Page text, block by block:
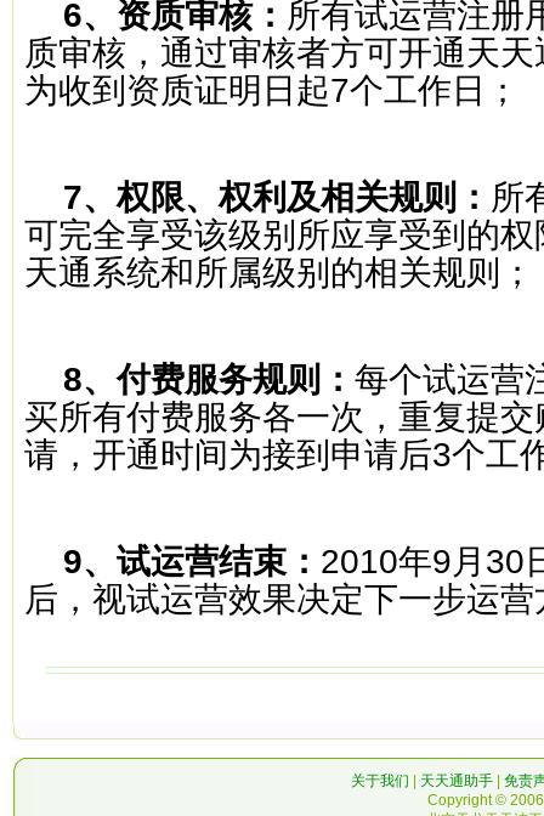
6、资质审核： 所有试运营注册
质审核，通过审核者方可开通天
为收到资质证明日起7个工作日；
7、权限、权利及相关规则： 所
可完全享受该级别所应享受到的
天通系统和所属级别的相关规则；
8、付费服务规则：每个试运营
买所有付费服务各一次，重复提
请，开通时间为接到申请后3个工
9、试运营结束： 2010年9月 30
后，视试运营效果决定下一步运营
关于我们 天天通助手
免责
Copyright ©